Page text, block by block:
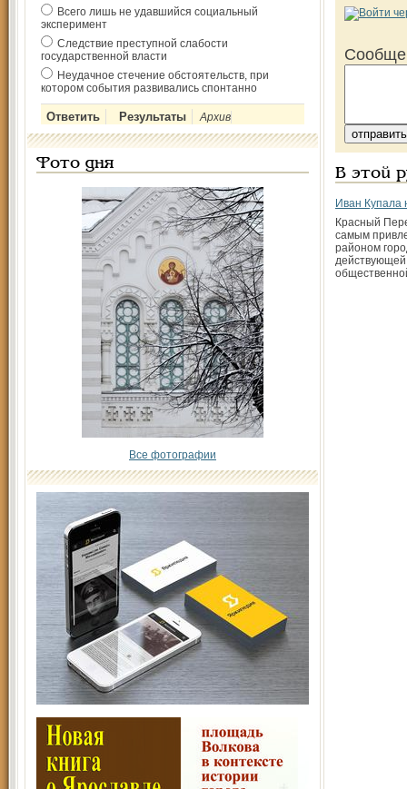
Всего лишь не удавшийся социальный
эксперимент
Следствие преступной слабости
государственной власти
Неудачное стечение обстоятельств, при
котором события развивались спонтанно
Архив
Фото дня
Все фотографии
В этой
Иван Купала
Красный
самым
районом
действующей